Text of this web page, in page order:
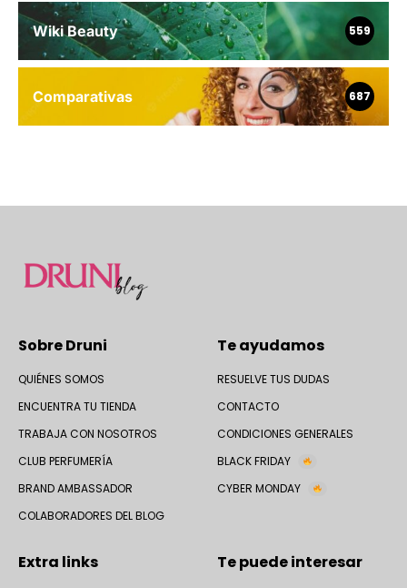
Wiki Beauty 559
Comparativas 687
Sobre Druni
QUIÉNES SOMOS
ENCUENTRA TU TIENDA
TRABAJA CON NOSOTROS
CLUB PERFUMERÍA
BRAND AMBASSADOR
COLABORADORES DEL BLOG
Te ayudamos
RESUELVE TUS DUDAS
CONTACTO
CONDICIONES GENERALES
BLACK FRIDAY
CYBER MONDAY
Extra links Te puede interesar